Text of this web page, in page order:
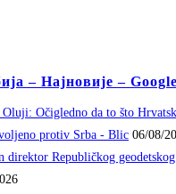
– Најновије –
Očigledno da to što
protiv Srba - Blic 06/08/
direktor Republičkog